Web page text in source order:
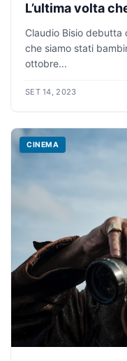
L’ultima volta
Claudio Bisio debutta
che siamo stati
ottobre...
SET 14, 2023
CINEMA